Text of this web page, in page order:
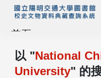
首頁
藏品查詢
以 "National
University" 的